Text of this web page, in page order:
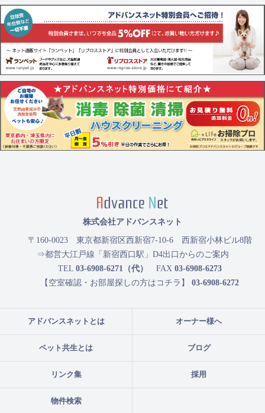
アドバンスネットとは オーナー様へ
ペット共生とは ブログ
リンク集 採用
物件検索
株式会社アドバンスネット
〒160-0023 東京都新宿区西新宿7-10-6 西新宿小林ビル8階
⇒都営大江戸線「新宿西口駅」D4出口からのご案内
TEL 03-6908-6271（代） FAX 03-6908-6273
【空室確認・お部屋探しの方はコチラ】 03-6908-6272